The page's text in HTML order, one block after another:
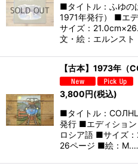
■タイトル：ふゆの
1971年発行） ■エ
サイズ：
文・絵：エルンス
【古本】1973年
3,800円(税込)
■タイトル：
発行 ■エディショ
ロシア語 ■サイズ
26ページ ■絵：M.…